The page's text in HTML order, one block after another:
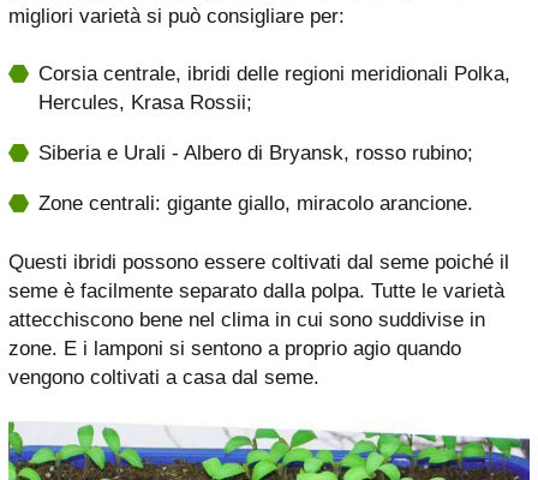
migliori varietà si può consigliare per:
Corsia centrale, ibridi delle regioni meridionali Polka,
Hercules, Krasa Rossii;
Siberia e Urali - Albero di Bryansk, rosso rubino;
Zone centrali: gigante giallo, miracolo arancione.
Questi ibridi possono essere coltivati ​​dal seme poiché il
seme è facilmente separato dalla polpa. Tutte le varietà
attecchiscono bene nel clima in cui sono suddivise in
zone. E i lamponi si sentono a proprio agio quando
vengono coltivati ​​a casa dal seme.